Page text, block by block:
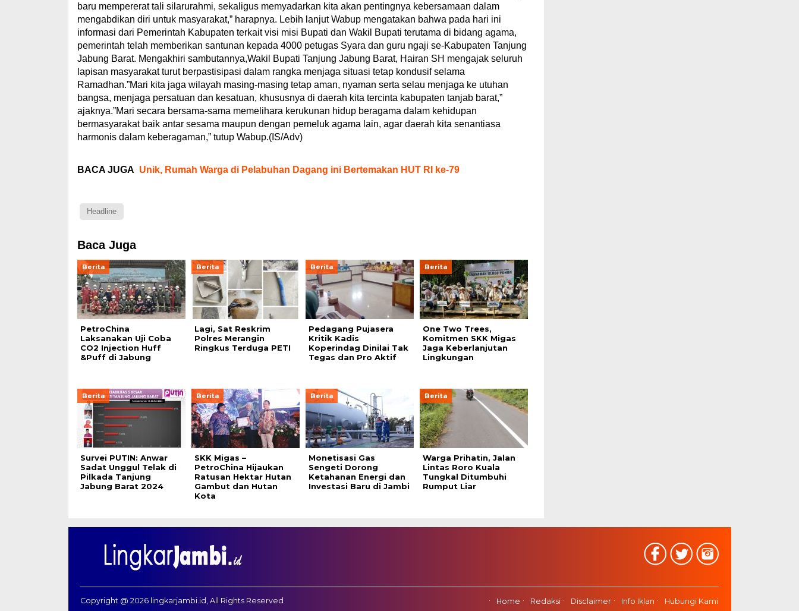
baru mempererat tali silarurahmi, sekaligus memyadarkan kita akan pentingnya kebersamaan dalam
mengabdikan diri untuk masyarakat,” harapnya. Lebih lanjut Wabup mengatakan bahwa pada hari ini
informasi dari Pemerintah Kabupaten terkait visi misi Bupati dan Wakil Bupati terutama di bidang agama,
pemerintah telah memberikan santunan kepada 4000 petugas Syara dan guru ngaji se-Kabupaten Tanjung
Jabung Barat. Mengakhiri sambutannya,Wakil Bupati Tanjung Jabung Barat, Hairan SH mengajak seluruh
lapisan masyarakat turut berpastisipasi dalam rangka menjaga situasi tetap kondusif selama
Ramadhan.”Mari kita jaga wilayah masing-masing tetap aman, nyaman serta selau menjaga ke utuhan
bangsa, menjaga persatuan dan kesatuan, khususnya di daerah kita tercinta kabupaten tanjab barat,”
ajaknya.”Mari secara bersama-sama memelihara kerukunan hidup beragama dalam kehidupan
bermasyarakat baik antar sesama maupun dengan pemeluk agama lain, agar daerah kita senantiasa
harmonis dalam keberagaman,” tutup Wabup.(IS/Adv)
BACA JUGA Unik, Rumah Warga di Pelabuhan Dagang ini Bertemakan HUT RI ke-79
Headline
Baca Juga
Berita
PetroChina
Laksanakan Uji Coba
CO2 Injection Huff
&Puff di Jabung
Berita
Lagi, Sat Reskrim
Polres Merangin
Ringkus Terduga PETI
Berita
Pedagang Pujasera
Kritik Kadis
Koperindag Dinilai Tak
Tegas dan Pro Aktif
Berita
One Two Trees,
Komitmen SKK Migas
Jaga Keberlanjutan
Lingkungan
Berita
Survei PUTIN: Anwar
Sadat Unggul Telak di
Pilkada Tanjung
Jabung Barat 2024
Berita
SKK Migas –
PetroChina Hijaukan
Ratusan Hektar Hutan
Gambut dan Hutan
Kota
Berita
Monetisasi Gas
Sengeti Dorong
Ketahanan Energi dan
Investasi Baru di Jambi
Berita
Warga Prihatin, Jalan
Lintas Roro Kuala
Tungkal Ditumbuhi
Rumput Liar
Copyright @ 2026 lingkarjambi.id, All Rights Reserved Home Redaksi Disclaimer Info Iklan Hubungi Kami